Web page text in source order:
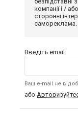
компанії і /
сторонні
самореклама.
Введіть email:
Ваш e-mail не
або